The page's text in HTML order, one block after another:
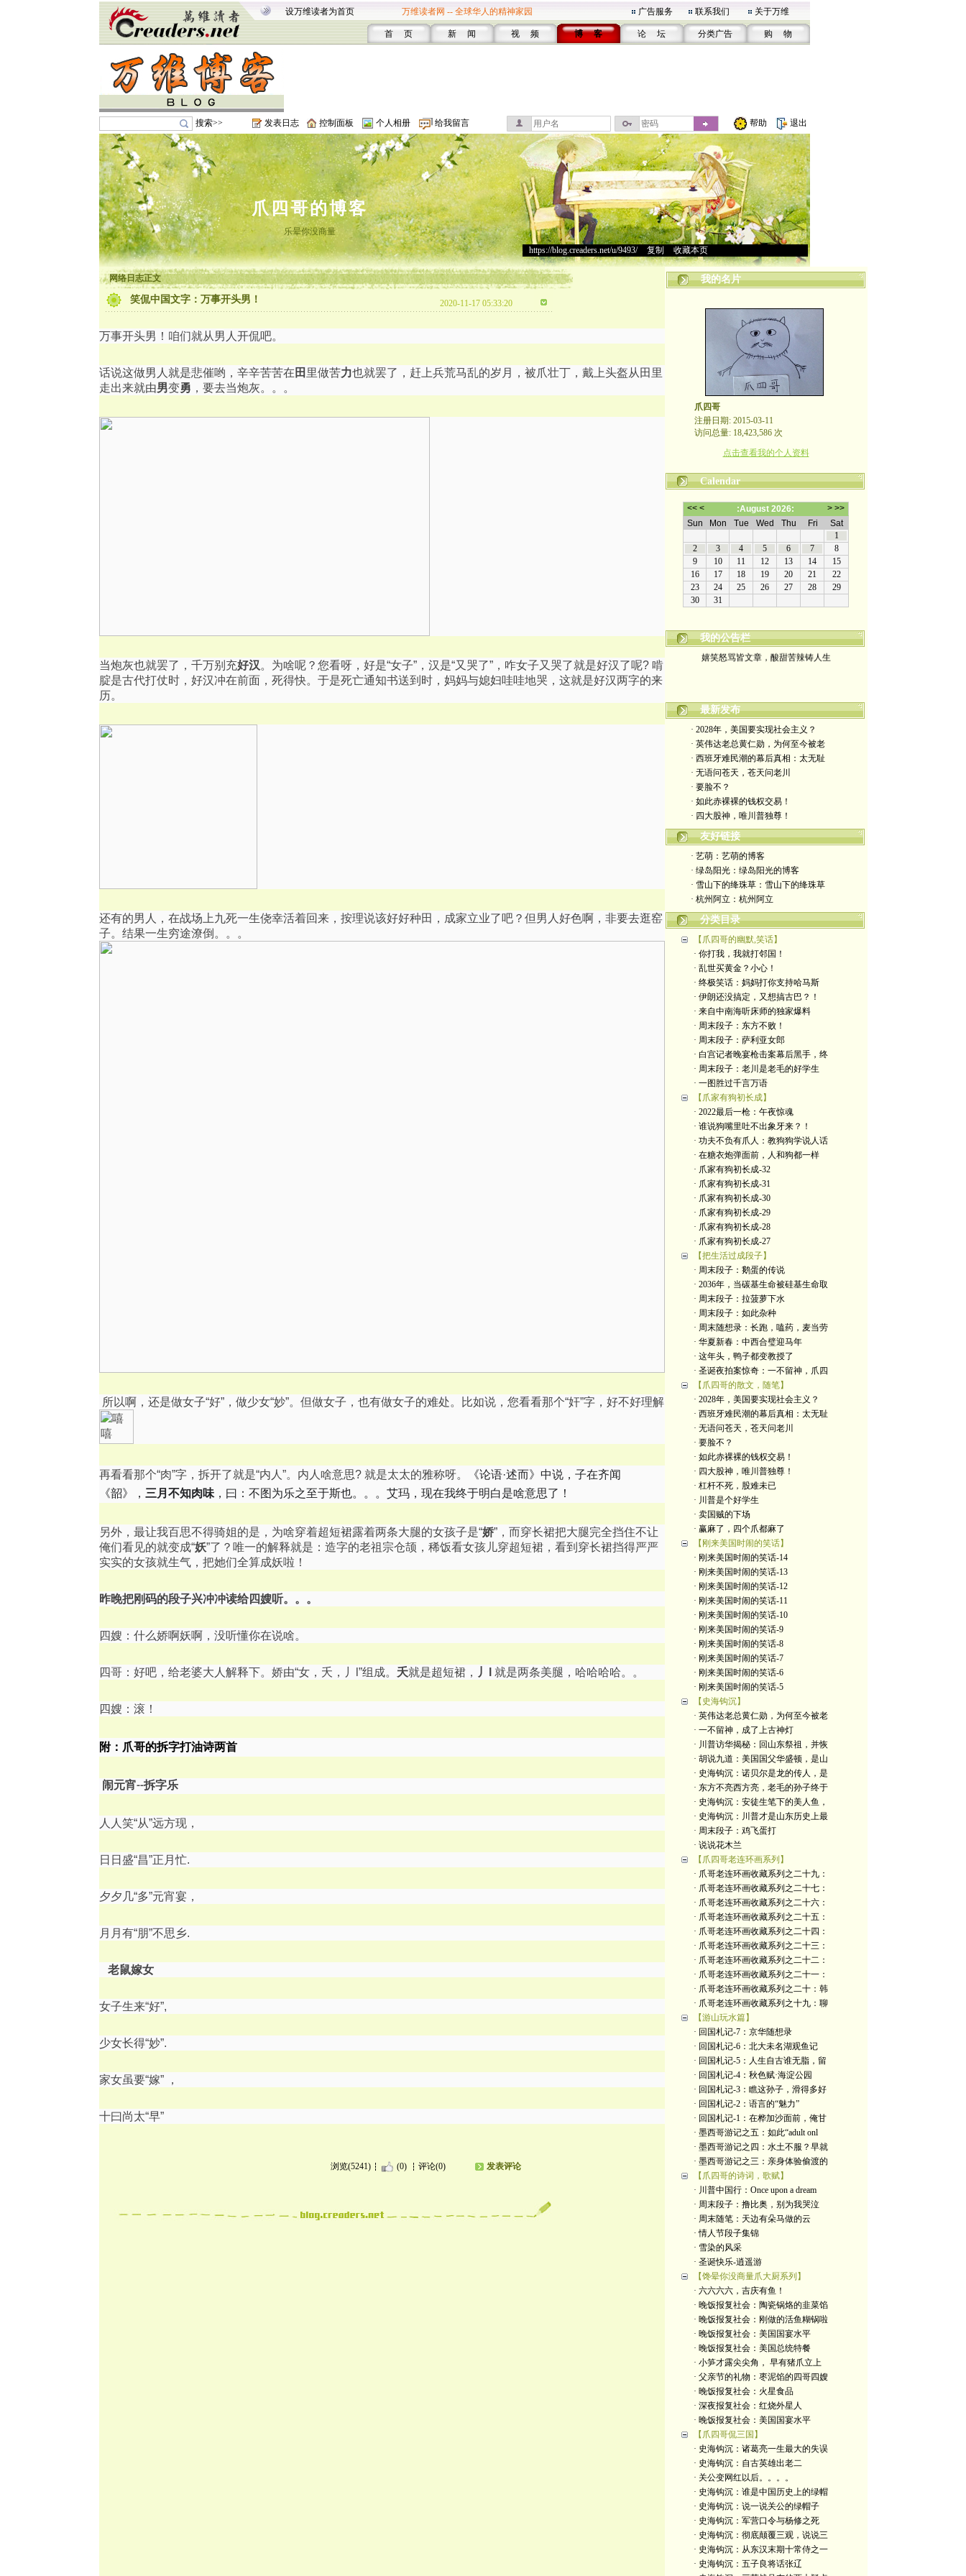
设万维读者为首页 万维读者网 -- 全球华人的精神家园 广告服务 联系我们 关于万维
首 页 新 闻 视 频 博 客 论 坛 分类广告 购 物
搜索>> 发表日志 控制面板 个人相册 给我留言 帮助 退出
爪四哥的博客
乐晕你没商量
https://blog.creaders.net/u/9493/> 复制 收藏本页
网络日志正文
笑侃中国文字：万事开头男！ 2020-11-17 05:33:20
万事开头男！咱们就从男人开侃吧。
话说这做男人就是悲催哟，辛辛苦苦在 田 里做苦力也就罢了，赶上兵荒马乱的岁月，被爪壮丁，戴上头盔从田里
走出来就由男变勇 ，要去当炮灰。。。
当炮灰也就罢了，千万别充好汉。为啥呢？您看呀，好是“女子”，汉是“又哭了”，咋女子又哭了就是好汉了呢? 啃
腚是古代打仗时，好汉冲在前面，死得快。于是死亡通知书送到时，妈妈与媳妇哇哇地哭，这就是好汉两字的来
历。
还有的男人，在战场上九死一生侥幸活着回来，按理说该好好种田，成家立业了吧？但男人好色啊，非要去逛窑
子。结果一生穷途潦倒。。。
所以啊，还是做女子“好”，做少女“妙”。但做女子，也有做女子的难处。比如说，您看看那个“奸”字，好不好理解
再看看那个“肉”字，拆开了就是“内人”。内人啥意思? 就是太太的雅称呀。
《论语·述而》中说，子在齐闻
《韶》， 三月不知肉味，曰：不图为乐之至于斯也。。。艾玛，现在我终于明白是啥意思了！
另外，最让我百思不得骑姐的是，为啥穿着超短裙露着两条大腿的女孩子是“娇”，而穿长裙把大腿完全挡住不让
俺们看见的就变成“妖”了？唯一的解释就是：造字的老祖宗仓颉，稀饭看女孩儿穿超短裙，看到穿长裙挡得严严
实实的女孩就生气，把她们全算成妖啦！
昨晚把刚码的段子兴冲冲读给四嫂听。。。
四嫂：什么娇啊妖啊，没听懂你在说啥。
四哥：好吧，给老婆大人解释下。娇由“女，夭，丿l”组成。 夭就是超短裙， 丿l 就是两条美腿，哈哈哈哈。。
四嫂：滚！
附：爪哥的拆字打油诗两首
闹元宵--拆字乐
人人笑“从”远方现，
日日盛“昌”正月忙.
夕夕几“多”元宵宴，
月月有“朋”不思乡.
老鼠嫁女
女子生来“好”,
少女长得“妙”.
家女虽要“嫁” ，
十曰尚太“早”
浏览(5241) (0) 评论(0) 发表评论
我的名片
爪四哥
注册日期: 2015-03-11
访问总量: 18,423,586 次
点击查看我的个人资料
Calendar
我的公告栏
嬉笑怒骂皆文章，酸甜苦辣铸人生
最新发布
· 2028年，美国要实现社会主义？
· 英伟达老总黄仁勋，为何至今被老
· 西班牙难民潮的幕后真相：太无耻
· 无语问苍天，苍天问老川
· 要脸不？
· 如此赤裸裸的钱权交易！
· 四大股神，唯川普独尊！
友好链接
· 艺萌：艺萌的博客
· 绿岛阳光：绿岛阳光的博客
· 雪山下的绛珠草：雪山下的绛珠草
· 杭州阿立：杭州阿立
分类目录
【爪四哥的幽默,笑话】
· 你打我，我就打邻国！
· 乱世买黄金？小心！
· 终极笑话：妈妈打你支持哈马斯
· 伊朗还没搞定，又想搞古巴？！
· 来自中南海听床师的独家爆料
· 周末段子：东方不败！
· 周末段子：萨利亚女郎
· 白宫记者晚宴枪击案幕后黑手，终
· 周末段子：老川是老毛的好学生
· 一图胜过千言万语
【爪家有狗初长成】
· 2022最后一枪：午夜惊魂
· 谁说狗嘴里吐不出象牙来？！
· 功夫不负有爪人：教狗狗学说人话
· 在糖衣炮弹面前，人和狗都一样
· 爪家有狗初长成-32
· 爪家有狗初长成-31
· 爪家有狗初长成-30
· 爪家有狗初长成-29
· 爪家有狗初长成-28
· 爪家有狗初长成-27
【把生活过成段子】
· 周末段子：鹅蛋的传说
· 2036年，当碳基生命被硅基生命取
· 周末段子：拉菠萝下水
· 周末段子：如此杂种
· 周末随想录：长跑，嗑药，麦当劳
· 华夏新春：中西合璧迎马年
· 这年头，鸭子都变教授了
· 圣诞夜拍案惊奇：一不留神，爪四
【爪四哥的散文，随笔】
· 2028年，美国要实现社会主义？
· 西班牙难民潮的幕后真相：太无耻
· 无语问苍天，苍天问老川
· 要脸不？
· 如此赤裸裸的钱权交易！
· 四大股神，唯川普独尊！
· 杠杆不死，股难未已
· 川普是个好学生
· 卖国贼的下场
· 赢麻了，四个爪都麻了
【刚来美国时闹的笑话】
· 刚来美国时闹的笑话-14
· 刚来美国时闹的笑话-13
· 刚来美国时闹的笑话-12
· 刚来美国时闹的笑话-11
· 刚来美国时闹的笑话-10
· 刚来美国时闹的笑话-9
· 刚来美国时闹的笑话-8
· 刚来美国时闹的笑话-7
· 刚来美国时闹的笑话-6
· 刚来美国时闹的笑话-5
【史海钩沉】
· 英伟达老总黄仁勋，为何至今被老
· 一不留神，成了上古神灯
· 川普访华揭秘：回山东祭祖，并恢
· 胡说九道：美国国父华盛顿，是山
· 史海钩沉：诺贝尔是龙的传人，是
· 东方不亮西方亮，老毛的孙子终于
· 史海钩沉：安徒生笔下的美人鱼，
· 史海钩沉：川普才是山东历史上最
· 周末段子：鸡飞蛋打
· 说说花木兰
【爪四哥老连环画系列】
· 爪哥老连环画收藏系列之二十九：
· 爪哥老连环画收藏系列之二十七：
· 爪哥老连环画收藏系列之二十六：
· 爪哥老连环画收藏系列之二十五：
· 爪哥老连环画收藏系列之二十四：
· 爪哥老连环画收藏系列之二十三：
· 爪哥老连环画收藏系列之二十二：
· 爪哥老连环画收藏系列之二十一：
· 爪哥老连环画收藏系列之二十：韩
· 爪哥老连环画收藏系列之十九：聊
【游山玩水篇】
· 回国札记-7：京华随想录
· 回国札记-6：北大未名湖观鱼记
· 回国札记-5：人生自古谁无脂，留
· 回国札记-4：秋色赋·海淀公园
· 回国札记-3：瞧这孙子，滑得多好
· 回国札记-2：语言的“魅力”
· 回国札记-1：在桦加沙面前，俺甘
· 墨西哥游记之五：如此“adult onl
· 墨西哥游记之四：水土不服？早就
· 墨西哥游记之三：亲身体验偷渡的
【爪四哥的诗词，歌赋】
· 川普中国行：Once upon a dream
· 周末段子：撸比奥，别为我哭泣
· 周末随笔：天边有朵马做的云
· 情人节段子集锦
· 雪染的风采
· 圣诞快乐-逍遥游
【馋晕你没商量爪大厨系列】
· 六六六六，吉庆有鱼！
· 晚饭报复社会：陶瓷锅烙的韭菜馅
· 晚饭报复社会：刚做的活鱼糊锅啦
· 晚饭报复社会：美国国宴水平
· 晚饭报复社会：美国总统特餐
· 小笋才露尖尖角， 早有猪爪立上
· 父亲节的礼物：枣泥馅的四哥四嫂
· 晚饭报复社会：火星食品
· 深夜报复社会：红烧外星人
· 晚饭报复社会：美国国宴水平
【爪四哥侃三国】
· 史海钩沉：诸葛亮一生最大的失误
· 史海钩沉：自古英雄出老二
· 关公变网红以后。。。。
· 史海钩沉：谁是中国历史上的绿帽
· 史海钩沉：说一说关公的绿帽子
· 史海钩沉：军营口令与杨修之死
· 史海钩沉：彻底颠覆三观，说说三
· 史海钩沉：从东汉末期十常侍之一
· 史海钩沉：五子良将话张辽